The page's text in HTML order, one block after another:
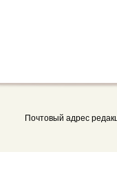
Почтовый адрес